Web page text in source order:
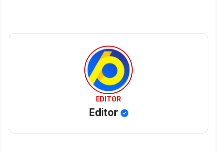
EDITOR
Editor